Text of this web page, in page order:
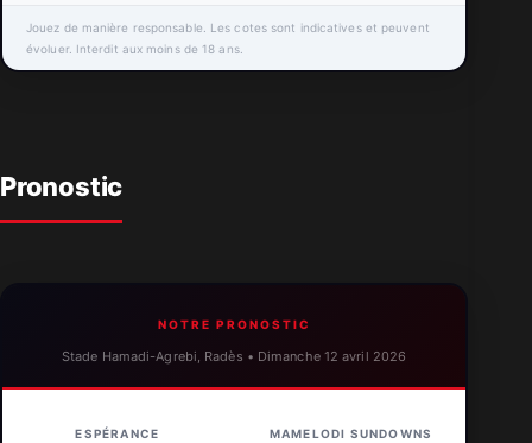
Jouez de manière responsable. Les cotes sont indicatives et peuvent
évoluer. Interdit aux moins de 18 ans.
Pronostic
NOTRE PRONOSTIC
Stade Hamadi-Agrebi, Radès • Dimanche 12 avril 2026
ESPÉRANCE MAMELODI SUNDOWNS